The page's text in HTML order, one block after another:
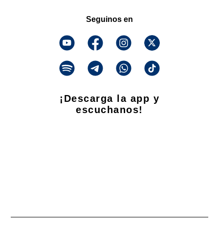
Seguinos en
¡Descarga la app y
escuchanos!